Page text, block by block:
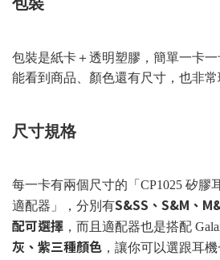
包裝是紙卡＋透明塑膠，簡單一卡
能看到商品、顏色還有尺寸，也非常
尺寸規格
每一卡有兩個尺寸的「CP1025 矽膠
適配器」，分別有S&SS、S&M、
配可選擇 ，而且適配器也是搭配
灰、紫三種顏色 ，讓你可以選跟耳